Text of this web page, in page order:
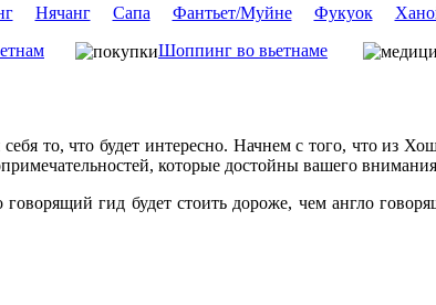
Нячанг Сапа Фантьет/Муйне Фукуок
Шоппинг во вьетнаме
то, что будет интересно. Начнем с того, что из
которые достойны вашего
гид будет стоить дороже, чем англо